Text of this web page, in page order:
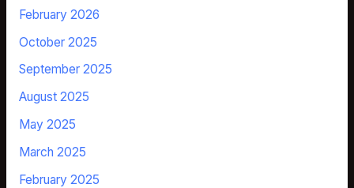
February 2026
October 2025
September 2025
August 2025
May 2025
March 2025
February 2025